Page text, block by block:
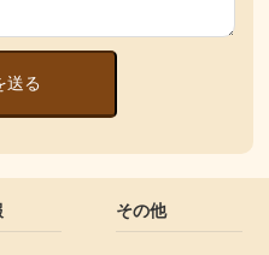
送る
その他